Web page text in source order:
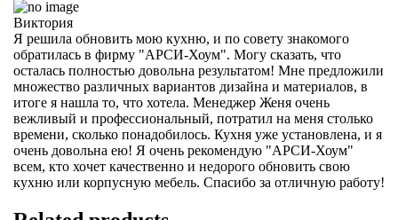
Виктория
Я решила обновить мою кухню, и по совету знакомого
обратилась в фирму "АРСИ-Хоум". Могу сказать, что
осталась полностью довольна результатом! Мне предложили
множество различных вариантов дизайна и материалов, в
итоге я нашла то, что хотела. Менеджер Женя очень
вежливый и профессиональный, потратил на меня столько
времени, сколько понадобилось. Кухня уже установлена, и я
очень довольна ею! Я очень рекомендую "АРСИ-Хоум"
всем, кто хочет качественно и недорого обновить свою
кухню или корпусную мебель. Спасибо за отличную работу!